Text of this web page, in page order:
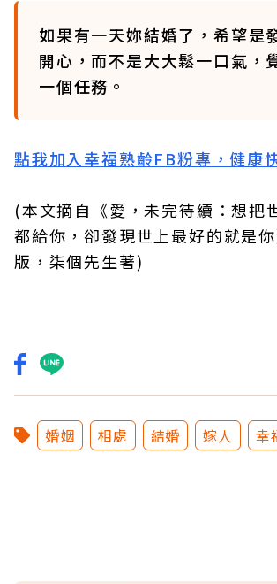
如果有一天妳結婚了，希望是
開心，而不是大大鬆一口氣，
一個任務。
點我加入幸福熟齡FB粉專，健康
(本文摘自《愛，未完待續：想把
都給你，卻發現世上最好的就是
版，柒個先生著)
婚姻 相處 結婚 嫁人 幸